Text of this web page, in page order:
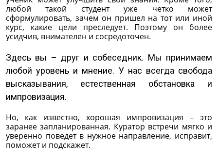
любой такой студент уже четко может
сформулировать, зачем он пришел на тот или иной
курс, какие цели преследует. Поэтому он более
усидчив, внимателен и сосредоточен.
Здесь вы – друг и собеседник. Мы принимаем
любой уровень и мнение. У нас всегда свобода
высказывания, естественная обстановка и
импровизация.
Но, как известно, хорошая импровизация – это
заранее запланированная. Куратор встречи мягко и
уверенно поведет в нужное направление, исправит,
поможет и подскажет.